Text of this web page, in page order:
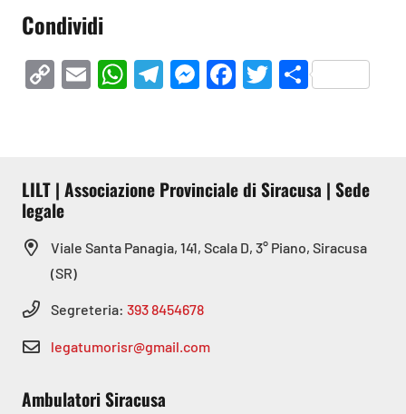
Condividi
CopyEmailWhatsApp
Telegram
Messenger
Facebook
Twitter
LILT | Associazione Provinciale di Siracusa | Sede
legale
Viale Santa Panagia, 141, Scala D, 3° Piano, Siracusa
(SR)
Segreteria: 393 8454678
legatumorisr@gmail.com
Ambulatori Siracusa